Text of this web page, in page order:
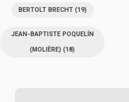
BERTOLT BRECHT(19)
JEAN-BAPTISTE POQUELÍN
(MOLIÈRE) (18)